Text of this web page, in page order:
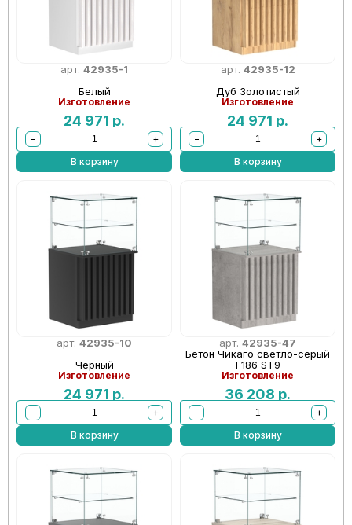
арт. 42935-1
Белый
Изготовление
24 971 р.
−
+
В корзину
арт. 42935-12
Дуб Золотистый
Изготовление
24 971 р.
−
+
В корзину
арт. 42935-10
Черный
Изготовление
24 971 р.
−
+
В корзину
арт. 42935-47
Бетон Чикаго светло-серый
F186 ST9
Изготовление
36 208 р.
−
+
В корзину